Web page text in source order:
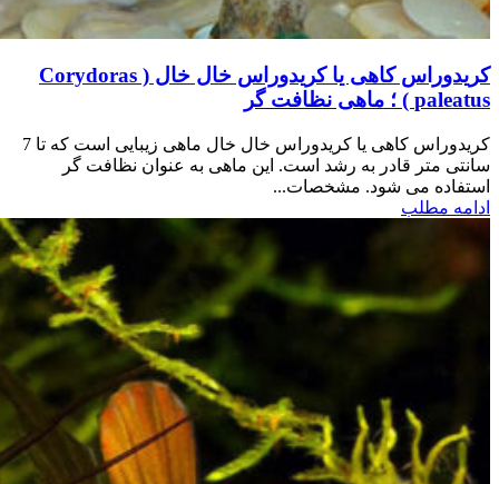
کریدوراس کاهی یا کریدوراس خال خال ( Corydoras
paleatus ) ؛ ماهی نظافت گر
کریدوراس کاهی یا کریدوراس خال خال ماهی زیبایی است که تا 7
سانتی متر قادر به رشد است. این ماهی به عنوان نظافت گر
استفاده می شود. مشخصات...
ادامه مطلب